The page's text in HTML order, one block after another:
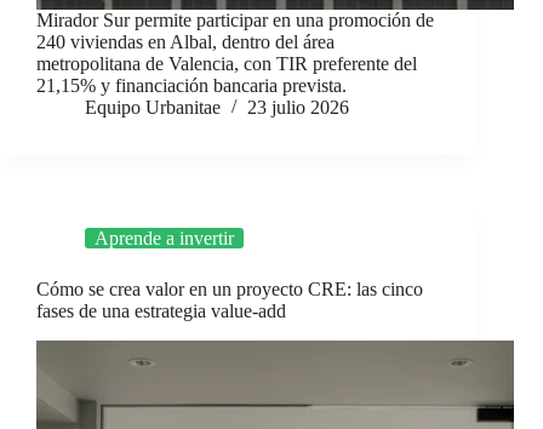
Mirador Sur permite participar en una promoción de
240 viviendas en Albal, dentro del área
metropolitana de Valencia, con TIR preferente del
21,15% y financiación bancaria prevista.
Equipo Urbanitae
23 julio 2026
Aprende a invertir
Cómo se crea valor en un proyecto CRE: las cinco
fases de una estrategia value-add